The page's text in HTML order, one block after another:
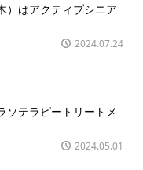
）はアクティブシニア
2024.07.24
テラピートリートメ
2024.05.01